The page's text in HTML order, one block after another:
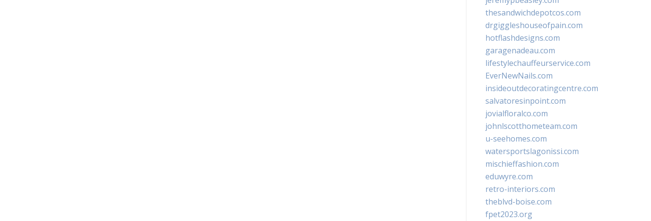
thesandwichdepotcos.com
drgiggleshouseofpain.com
hotflashdesigns.com
garagenadeau.com
lifestylechauffeurservice.com
EverNewNails.com
insideoutdecoratingcentre.com
salvatoresinpoint.com
jovialfloralco.com
johnlscotthometeam.com
u-seehomes.com
watersportslagonissi.com
mischieffashion.com
eduwyre.com
retro-interiors.com
theblvd-boise.com
fpet2023.org